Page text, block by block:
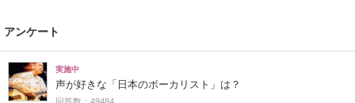
アンケート
実施中
声が好きな「日本のボーカリスト」は？